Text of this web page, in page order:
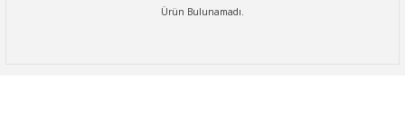
Ürün Bulunamadı.